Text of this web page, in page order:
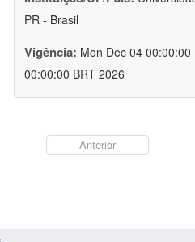
PR - Brasil
Vigência: Mon Dec 04 00:00:00
00:00:00 BRT 2026
Anterior